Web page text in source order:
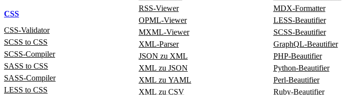
CSS
CSS‑Validator
SCSS to CSS
SCSS‑Compiler
SASS to CSS
SASS‑Compiler
LESS to CSS
RSS‑Viewer
OPML‑Viewer
MXML‑Viewer
XML‑Parser
JSON zu XML
XML zu JSON
XML zu YAML
XML zu CSV
MDX‑Formatter
LESS‑Beautifier
SCSS‑Beautifier
GraphQL‑Beautifier
PHP‑Beautifier
Python‑Beautifier
Perl‑Beautifier
Ruby‑Beautifier